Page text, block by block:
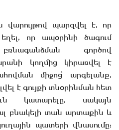
պարզվել է, որ
որ ապօրինի ծագում
գործով
կողմից կիրառվել է
միջոց՝ արգելանք,
է գույքի տնօրինման հետ
կատարելը, սակայն
բնակելի տան արտաքին և
պատերի վնասումը: